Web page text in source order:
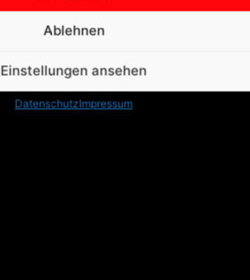
Ablehnen
Einstellungen ansehen
DatenschutzImpressum